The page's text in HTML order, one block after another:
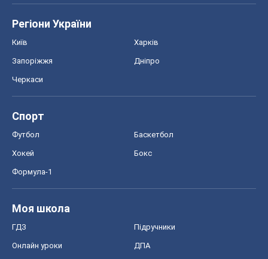
Регіони України
Київ Харків
Запоріжжя Дніпро
Черкаси
Спорт
Футбол Баскетбол
Хокей Бокс
Формула-1
Моя школа
ГДЗ Підручники
Онлайн уроки ДПА